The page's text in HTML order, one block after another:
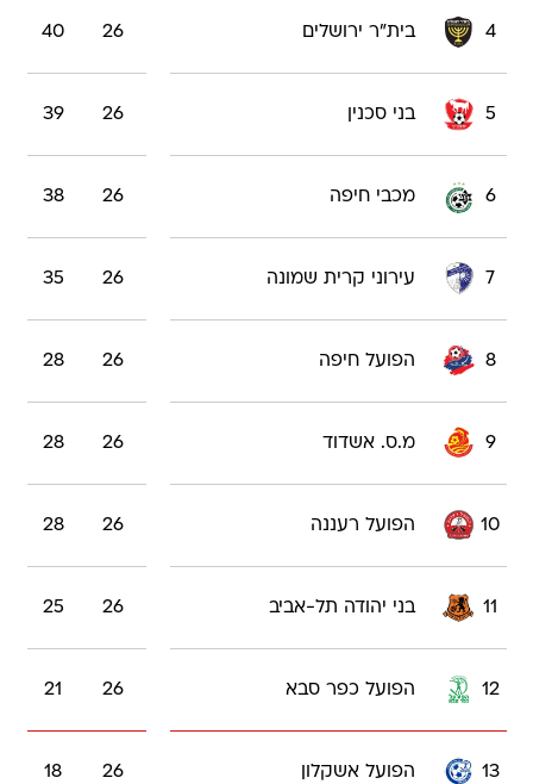
4 בית"ר ירושלים 26
40
5 בני סכנין 26
39
6 מכבי חיפה 26
38
7 עירוני קרית שמונה 26
35
8 הפועל חיפה 26
28
9 מ.ס. אשדוד 26
28
10 הפועל רעננה 26
28
11 בני יהודה תל-אביב 26
25
12 הפועל כפר סבא 26
21
13 הפועל אשקלון 26
18